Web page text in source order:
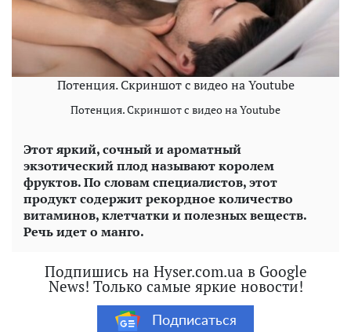
Потенция. Скриншот с видео на Youtube
Потенция. Скриншот с видео на Youtube
Этот яркий, сочный и ароматный
экзотический плод называют королем
фруктов. По словам специалистов, этот
продукт содержит рекордное количество
витаминов, клетчатки и полезных веществ.
Речь идет о манго.
Подпишись на Hyser.com.ua в Google
News! Только самые яркие новости!
Подписаться